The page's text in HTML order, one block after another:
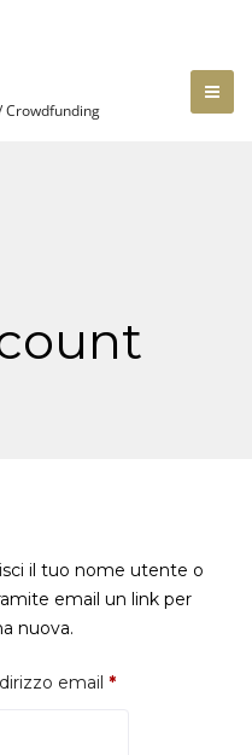
il tuo nome utente o
email un link per
nuova.
email *Richiesto